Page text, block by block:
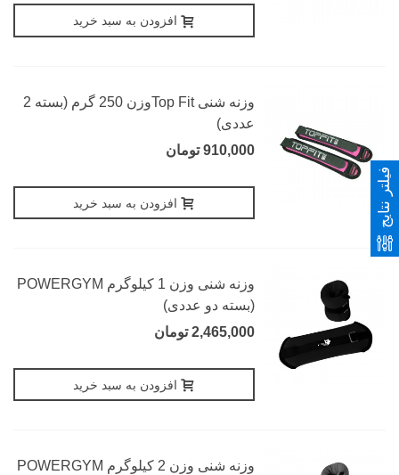
افزودن به سبد خرید
وزنه شنی Top Fitوزن 250 گرم (بسته 2
عددی)
910,000 تومان
افزودن به سبد خرید
وزنه شنی وزن 1 کیلوگرم POWERGYM
(بسته دو عددی)
2,465,000 تومان
افزودن به سبد خرید
وزنه شنی وزن 2 کیلوگرم POWERGYM
فیلتر نتایج